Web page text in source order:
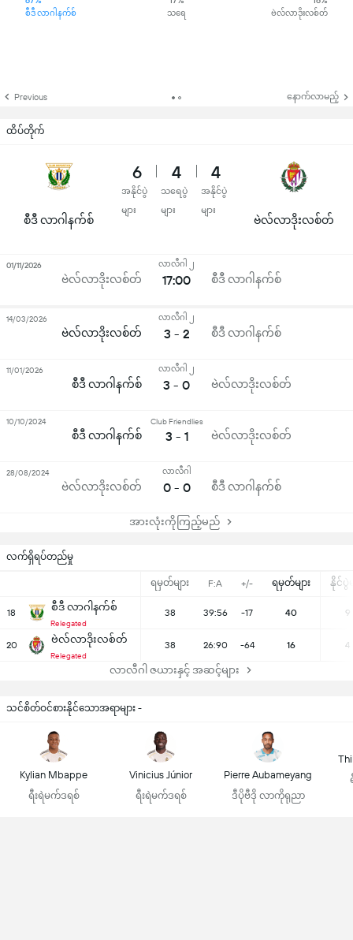
လက်ရှိရပ်တည်မှု
ရမှတ်များ F:A +/- ရမှတ်များ နိုင်ပွဲမ
18 စီဒီ လာဂါနက်စ်
Relegated
38 39:56 -17 40 9
20 ဗဲလ်လာဒိုးလစ်တ်
Relegated
38 26:90 -64 16 4
လာလီဂါ ဇယားနှင့် အဆင့်များ
စီဒီ လာဂါနက်စ် သရေ ဗဲလ်လာဒိုးလစ်တ်
Previous နောက်လာမည့်
ထိပ်တိုက်
စီဒီ လာဂါနက်စ်
6
အနိုင်ပွဲ
များ
4
သရေပွဲ
များ
4
အနိုင်ပွဲ
များ
ဗဲလ်လာဒိုးလစ်တ်
ဗဲလ်လာဒိုးလစ်တ်
လာလီဂါ ၂
17:00 စီဒီ လာဂါနက်စ်
01/11/2026
ဗဲလ်လာဒိုးလစ်တ်
လာလီဂါ ၂
3 - 2 စီဒီ လာဂါနက်စ်
14/03/2026
စီဒီ လာဂါနက်စ်
လာလီဂါ ၂
3 - 0 ဗဲလ်လာဒိုးလစ်တ်
11/01/2026
စီဒီ လာဂါနက်စ်
Club Friendlies
3 - 1 ဗဲလ်လာဒိုးလစ်တ်
10/10/2024
ဗဲလ်လာဒိုးလစ်တ်
လာလီဂါ
0 - 0 စီဒီ လာဂါနက်စ်
28/08/2024
အားလုံးကိုကြည့်မည်
သင်စိတ်ဝင်စားနိုင်သောအရာများ -
Kylian Mbappe
ရီးရဲမက်ဒရစ်
Vinicius Júnior
ရီးရဲမက်ဒရစ်
Pierre Aubameyang
ဒီပိုဗီဒို လာကိုရုညာ